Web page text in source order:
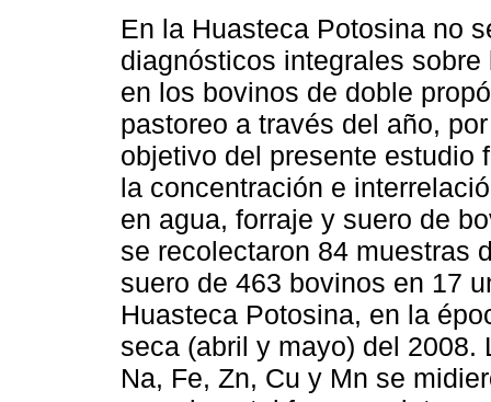
En la Huasteca Potosina no
diagnósticos integrales
en los bovinos de doble
pastoreo a través del año,
objetivo del presente estudio
la concentración e
en agua, forraje y suero de
se recolectaron 84 muestras
suero de 463 bovinos en 17
Huasteca Potosina, en la
seca (abril y mayo) del 2008.
Na, Fe, Zn, Cu y Mn se